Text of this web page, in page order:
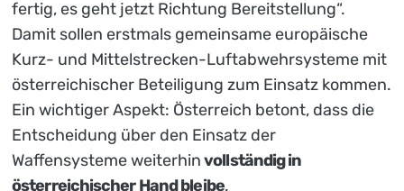
fertig, es geht jetzt Richtung Bereitstellung“.
Damit sollen erstmals gemeinsame europäische
Kurz- und Mittelstrecken-Luftabwehrsysteme mit
österreichischer Beteiligung zum Einsatz kommen.
Ein wichtiger Aspekt: Österreich betont, dass die
Entscheidung über den Einsatz der
Waffensysteme weiterhinvollständig in
österreichischer Hand bleibe.